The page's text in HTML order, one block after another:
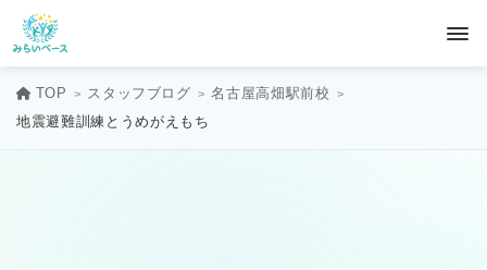
TOP スタッフブログ
名古屋高畑駅前校
地震避難訓練とうめがえもち